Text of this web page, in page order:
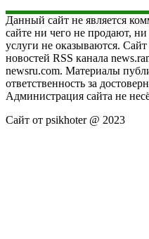
Данный сайт не является
сайте ни чего не продают,
услуги не оказываются. Сайт
новостей RSS канала
newsru.com. Материалы
ответственность за
Администрация сайта не
Сайт от psikhoter @ 2023